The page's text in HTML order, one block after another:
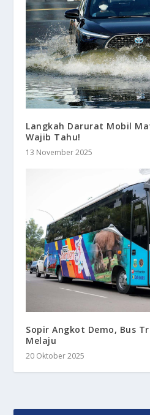
Langkah Darurat Mobil
Wajib Tahu!
13 November 2025
Sopir Angkot Demo, Bus
Melaju
20 Oktober 2025